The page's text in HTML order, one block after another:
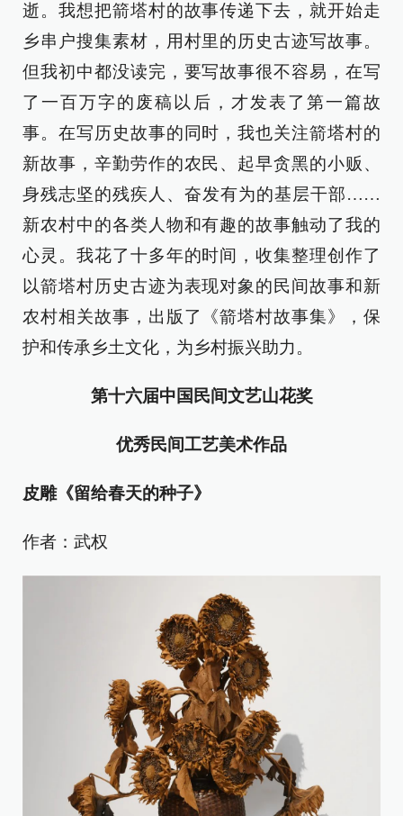
逝。我想把箭塔村的故事传递下去，就开始走
乡串户搜集素材，用村里的历史古迹写故事。
但我初中都没读完，要写故事很不容易，在写
了一百万字的废稿以后，才发表了第一篇故
事。在写历史故事的同时，我也关注箭塔村的
新故事，辛勤劳作的农民、起早贪黑的小贩、
身残志坚的残疾人、奋发有为的基层干部……
新农村中的各类人物和有趣的故事触动了我的
心灵。我花了十多年的时间，收集整理创作了
以箭塔村历史古迹为表现对象的民间故事和新
农村相关故事，出版了《箭塔村故事集》，保
护和传承乡土文化，为乡村振兴助力。
第十六届中国民间文艺山花奖
优秀民间工艺美术作品
皮雕《留给春天的种子》
作者：武权